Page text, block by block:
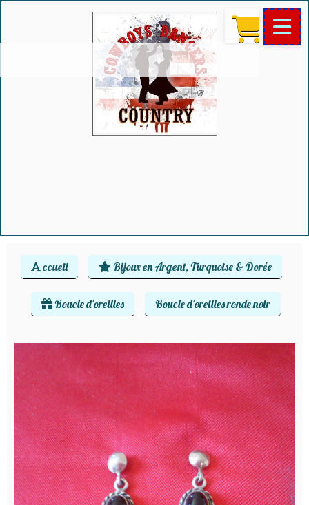
ccueil Bijoux en Argent, Turquoise & Dorée
Boucle d'oreilles Boucle d'oreilles ronde noir